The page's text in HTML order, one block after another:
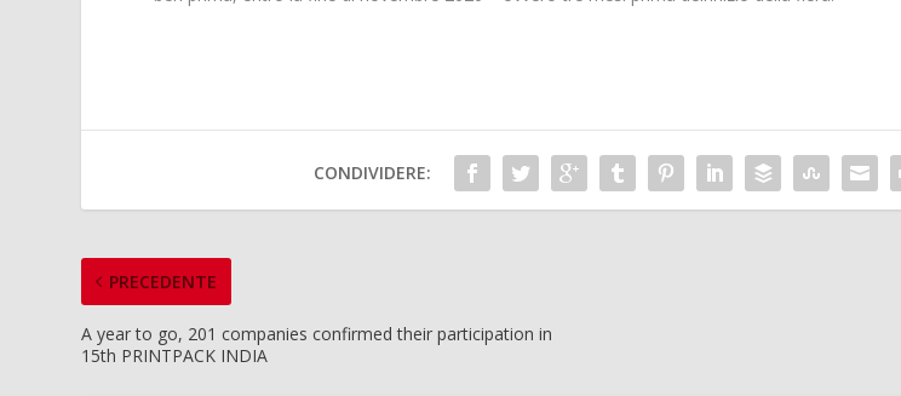
CONDIVIDERE:
PRECEDENTE
A year to go, 201 companies confirmed their participation in
15th PRINTPACK INDIA